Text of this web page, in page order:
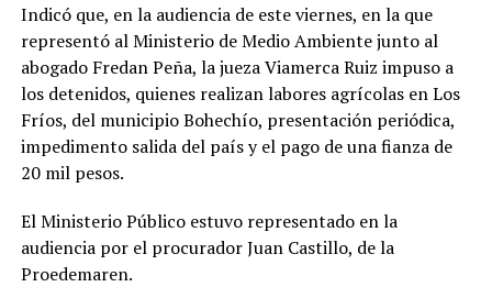
Indicó que, en la audiencia de este viernes, en la que
representó al Ministerio de Medio Ambiente junto al
abogado Fredan Peña, la jueza Viamerca Ruiz impuso a
los detenidos, quienes realizan labores agrícolas en Los
Fríos, del municipio Bohechío, presentación periódica,
impedimento salida del país y el pago de una fianza de
20 mil pesos.
El Ministerio Público estuvo representado en la
audiencia por el procurador Juan Castillo, de la
Proedemaren.